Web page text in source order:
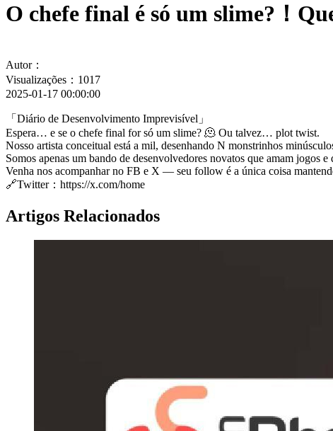
O chefe final é só um slime?！
Autor：
Visualizações：1017
2025-01-17 00:00:00
「Diário de Desenvolvimento Imprevisível」
Espera… e se o chefe final for só um slime? 🫠 Ou talvez… plot twist.
Nosso artista conceitual está a mil, desenhando N monstrinhos
Somos apenas um bando de desenvolvedores novatos que amam jogos
Venha nos acompanhar no FB e X — seu follow é a única coisa
🔗Twitter：https://x.com/home
Artigos Relacionados